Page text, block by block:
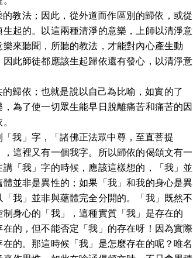
教法；因此，從外道而作區別的歸依，或從
起的。以這兩種清淨的意樂，上師以清淨意
來聽聞，所聽的教法，才能對內心產生動
此師徒都應該生起歸依還有發心，以清淨意
歸依；也就是說以自己為比喻，如實的了
為了使一切眾生能早日脫離痛苦和痛苦的因
我」字，「諸佛正法眾中尊，至直菩提
這裡又有一個我字。所以歸依的偈頌文有一
「我」字的時候，應該這樣想的，「我」並
並非是異性的；如果「我」和我的身心是異
我」並非與蘊體完全分開的。「我」既然不
身心的「我」，這種實質「我」是存在的
的，但不能否定「我」的存在呀！因為實際
的。那這時候「我」是怎麼存在的呢？唯名